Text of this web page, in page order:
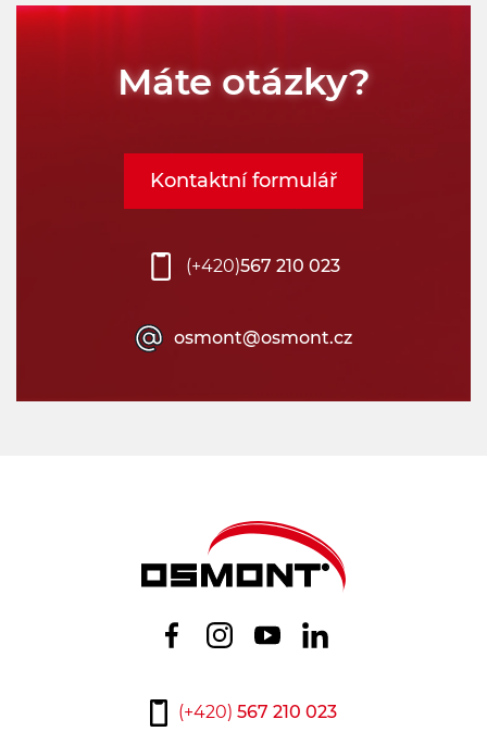
Máte otázky?
(+420)567 210 023
osmont@osmont.cz
Kontaktní formulář
(+420) 567 210 023